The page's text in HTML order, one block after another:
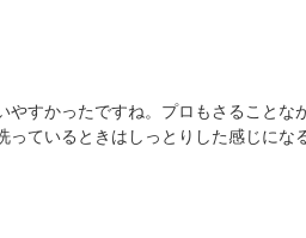
すかったですね。プロもさること
ているときはしっとりした感じに